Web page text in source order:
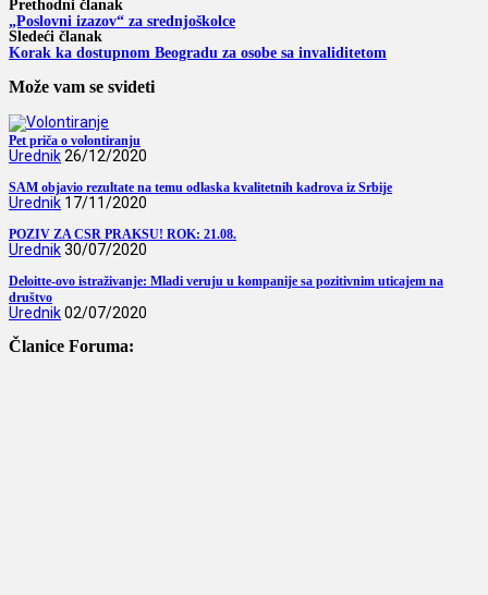
Prethodni članak
„Poslovni izazov“ za srednjoškolce
Sledeći članak
Korak ka dostupnom Beogradu za osobe sa invaliditetom
Može vam se svideti
Pet priča o volontiranju
Urednik26/12/2020
SAM objavio rezultate na temu odlaska kvalitetnih kadrova iz Srbije
Urednik 17/11/2020
POZIV ZA CSR PRAKSU! ROK: 21.08.
Urednik30/07/2020
Deloitte-ovo istraživanje: Mladi veruju u kompanije sa pozitivnim uticajem na
društvo
Urednik02/07/2020
Članice Foruma: